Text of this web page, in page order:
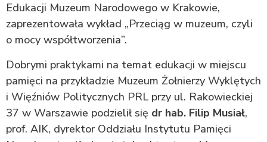
Edukacji Muzeum Narodowego w Krakowie,
zaprezentowała wykład „Przeciąg w muzeum, czyli
o mocy współtworzenia”.
Dobrymi praktykami na temat edukacji w miejscu
pamięci na przykładzie Muzeum Żołnierzy Wyklętych
i Więźniów Politycznych PRL przy ul. Rakowieckiej
37 w Warszawie podzielił się dr hab. Filip Musiał,
prof. AIK, dyrektor Oddziału Instytutu Pamięci